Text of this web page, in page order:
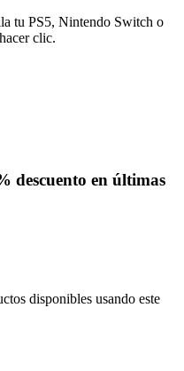
tu PS5, Nintendo Switch o
clic.
descuento en últimas
disponibles usando este